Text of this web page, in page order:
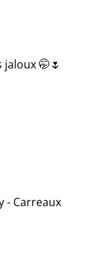
🤭🌷
- Carreaux